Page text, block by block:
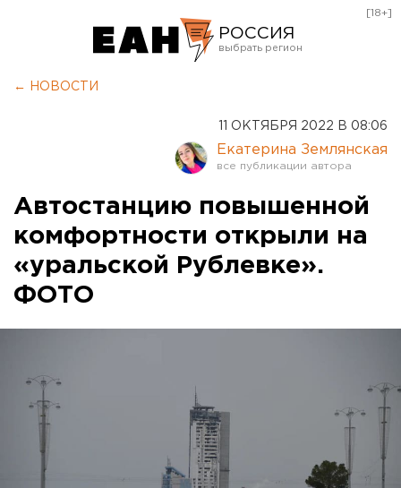
РОССИЯ
Оренбург
[18+]
← НОВОСТИ
11 ОКТЯБРЯ 2022 В 08:06
Екатерина Землянская
Автостанцию повышенной
комфортности открыли на
«уральской Рублевке».
ФОТО